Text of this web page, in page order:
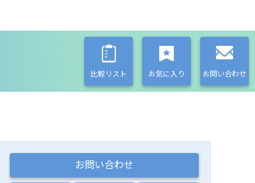
比較リスト お気に入り お問い合わせ
お問い合わせ